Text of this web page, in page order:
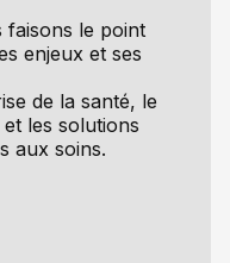
faisons le point
enjeux et ses
de la santé, le
les solutions
aux soins.